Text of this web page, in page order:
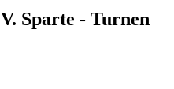
Sparte - Turnen